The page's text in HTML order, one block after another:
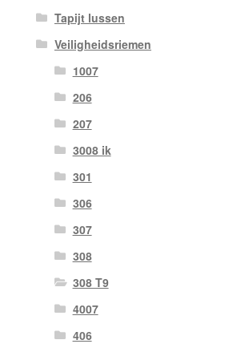
Tapijt lussen
Veiligheidsriemen
1007
206
207
3008 ik
301
306
307
308
308 T9
4007
406